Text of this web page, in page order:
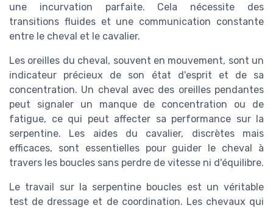
une incurvation parfaite. Cela nécessite des
transitions fluides et une communication constante
entre le cheval et le cavalier.
Les oreilles du cheval, souvent en mouvement, sont un
indicateur précieux de son état d'esprit et de sa
concentration. Un cheval avec des oreilles pendantes
peut signaler un manque de concentration ou de
fatigue, ce qui peut affecter sa performance sur la
serpentine. Les aides du cavalier, discrètes mais
efficaces, sont essentielles pour guider le cheval à
travers les boucles sans perdre de vitesse ni d'équilibre.
Le travail sur la serpentine boucles est un véritable
test de dressage et de coordination. Les chevaux qui